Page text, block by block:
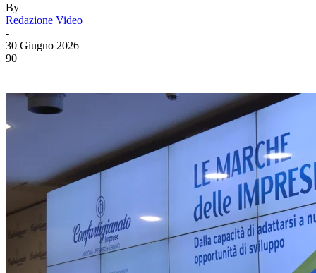
By
Redazione Video
-
30 Giugno 2026
90